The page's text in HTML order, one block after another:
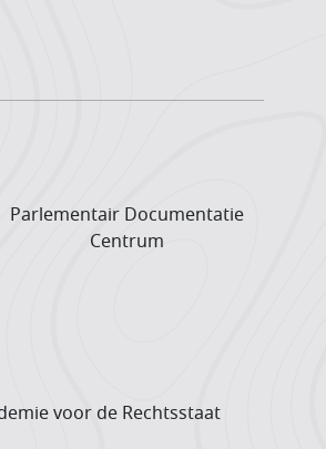
Parlementair Documentatie
Centrum
voor de Rechtsstaat